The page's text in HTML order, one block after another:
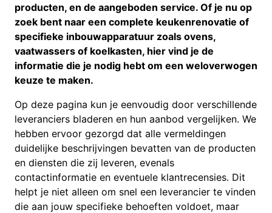
producten, en de aangeboden service. Of je nu op
zoek bent naar een complete keukenrenovatie of
specifieke inbouwapparatuur zoals ovens,
vaatwassers of koelkasten, hier vind je de
informatie die je nodig hebt om een weloverwogen
keuze te maken.
Op deze pagina kun je eenvoudig door verschillende
leveranciers bladeren en hun aanbod vergelijken. We
hebben ervoor gezorgd dat alle vermeldingen
duidelijke beschrijvingen bevatten van de producten
en diensten die zij leveren, evenals
contactinformatie en eventuele klantrecensies. Dit
helpt je niet alleen om snel een leverancier te vinden
die aan jouw specifieke behoeften voldoet, maar